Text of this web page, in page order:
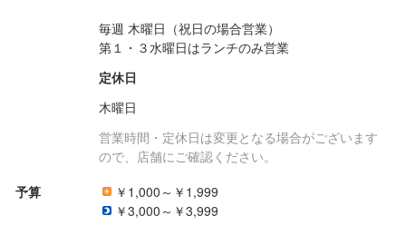
毎週 木曜日（祝日の場合営業）
第１・３水曜日はランチのみ営業
定休日
木曜日
営業時間・定休日は変更となる場合がございます
ので、店舗にご確認ください。
予算
￥1,000～￥1,999
￥3,000～￥3,999